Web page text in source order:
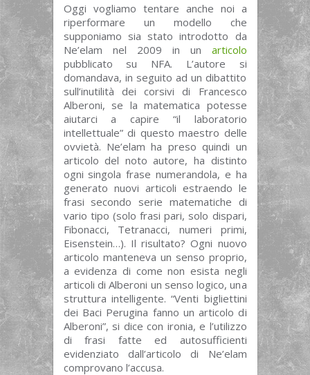
Oggi vogliamo tentare anche noi a
riperformare un modello che
supponiamo sia stato introdotto da
Ne’elam nel 2009 in un articolo
pubblicato su NFA. L’autore si
domandava, in seguito ad un dibattito
sull’inutilità dei corsivi di Francesco
Alberoni, se la matematica potesse
aiutarci a capire “il laboratorio
intellettuale” di questo maestro delle
ovvietà. Ne’elam ha preso quindi un
articolo del noto autore, ha distinto
ogni singola frase numerandola, e ha
generato nuovi articoli estraendo le
frasi secondo serie matematiche di
vario tipo (solo frasi pari, solo dispari,
Fibonacci, Tetranacci, numeri primi,
Eisenstein…). Il risultato? Ogni nuovo
articolo manteneva un senso proprio,
a evidenza di come non esista negli
articoli di Alberoni un senso logico, una
struttura intelligente. “Venti bigliettini
dei Baci Perugina fanno un articolo di
Alberoni”, si dice con ironia, e l’utilizzo
di frasi fatte ed autosufficienti
evidenziato dall’articolo di Ne’elam
comprovano l’accusa.